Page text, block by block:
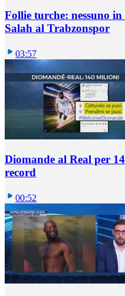
Follie turche: nessuno
Salah al Trabzonspor
03:57
Diomande al Real per
record
00:52